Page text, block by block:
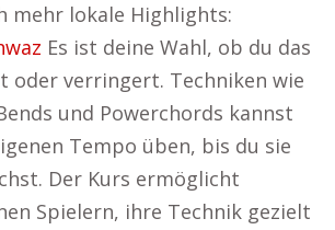
mehr lokale Highlights:
Es ist deine Wahl, ob du das
oder verringert. Techniken wie
und Powerchords kannst
Tempo üben, bis du sie
Der Kurs ermöglicht
Spielern, ihre Technik gezielt